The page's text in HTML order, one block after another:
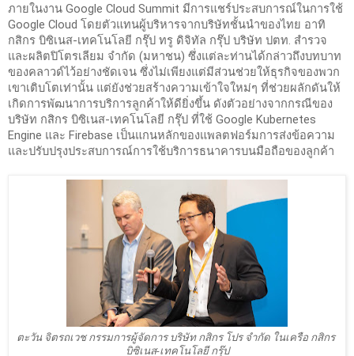
ภายในงาน Google Cloud Summit มีการแชร์ประสบการณ์ในการใช้
Google Cloud โดยตัวแทนผู้บริหารจากบริษัทชั้นนำของไทย อาทิ
กสิกร บิซิเนส-เทคโนโลยี กรุ๊ป ทรู ดิจิทัล กรุ๊ป บริษัท ปตท. สำรวจ
และผลิตปิโตรเลียม จำกัด (มหาชน) ซึ่งแต่ละท่านได้กล่าวถึงบทบาท
ของคลาวด์ไว้อย่างชัดเจน ซึ่งไม่เพียงแต่มีส่วนช่วยให้ธุรกิจของพวก
เขาเติบโตเท่านั้น แต่ยังช่วยสร้างความเข้าใจใหม่ๆ ที่ช่วยผลักดันให้
เกิดการพัฒนาการบริการลูกค้าให้ดียิ่งขึ้น ดังตัวอย่างจากกรณีของ
บริษัท กสิกร บิซิเนส-เทคโนโลยี กรุ๊ป ที่ใช้ Google Kubernetes
Engine และ Firebase เป็นแกนหลักของแพลตฟอร์มการส่งข้อความ
และปรับปรุงประสบการณ์การใช้บริการธนาคารบนมือถือของลูกค้า
ตะวัน จิตรถเวช กรรมการผู้จัดการ บริษัท กสิกร โปร จำกัด ในเครือ กสิกร
บิซิเนส-เทคโนโลยี กรุ๊ป